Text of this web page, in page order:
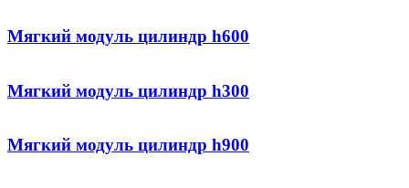
Мягкий модуль цилиндр h600
Мягкий модуль цилиндр h300
Мягкий модуль цилиндр h900